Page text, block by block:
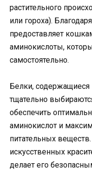
растительного
или гороха).
предоставляет
аминокислоты,
самостоятельно.
Белки,
тщательно
обеспечить
аминокислот и
питательных
искусственных
делает его